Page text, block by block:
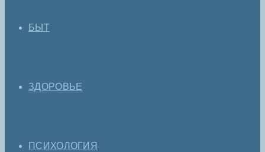
БЫТ
ЗДОРОВЬЕ
ПСИХОЛОГИЯ